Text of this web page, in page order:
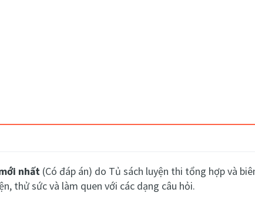
nhất (Có đáp án) do Tủ sách luyện thi tổng hợp và
thử sức và làm quen với các dạng câu hỏi.